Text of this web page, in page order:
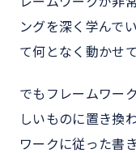
ングを深く学んで
て何となく動かせ
でもフレームワー
しいものに置き換
ワークに従った書